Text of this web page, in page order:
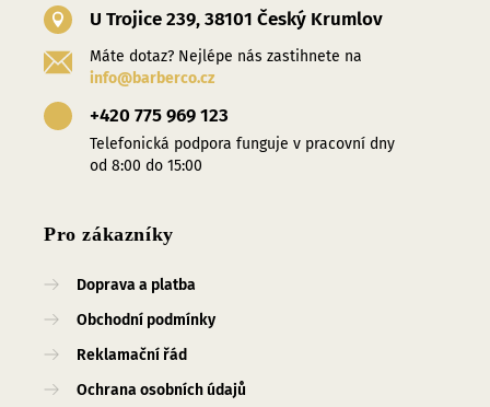
U Trojice 239, 38101 Český Krumlov
Máte dotaz? Nejlépe nás zastihnete na
info@barberco.cz
+420 775 969 123
Telefonická podpora funguje v pracovní dny
od 8:00 do 15:00
Pro zákazníky
Doprava a platba
Obchodní podmínky
Reklamační řád
Ochrana osobních údajů